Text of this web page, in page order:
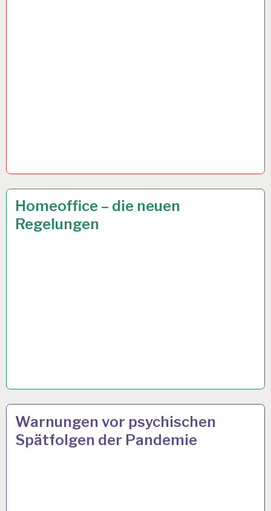
ARBEIT
UND
GESUNDHEIT…
Homeoffice – die neuen
Regelungen
6 APR. 2021
ARBEIT
UND
GESUNDHEIT…
Warnungen vor psychischen
Spätfolgen der Pandemie
6 APR. 2021